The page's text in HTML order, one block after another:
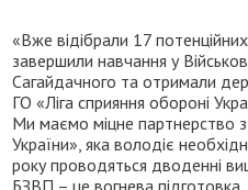
«Вже відібрали 17
завершили навчання у
Сагайдачного та отримали
ГО «Ліга сприяння обороні
Ми маємо міцне партнерство з
України», яка володіє
року проводяться дводенні
БЗВП – це вогнева